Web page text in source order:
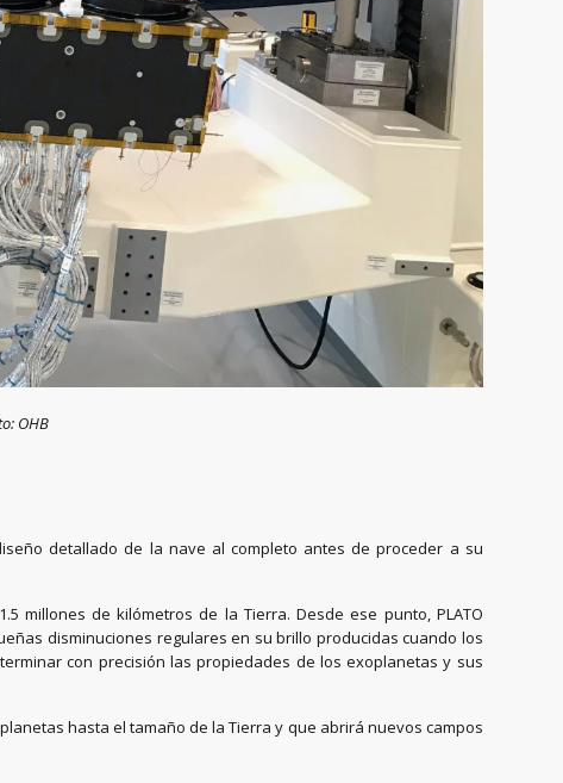
OHB
detallado de la nave al completo antes de proceder a su
millones de kilómetros de la Tierra. Desde ese punto, PLATO
disminuciones regulares en su brillo producidas cuando los
con precisión las propiedades de los exoplanetas y sus
hasta el tamaño de la Tierra y que abrirá nuevos campos